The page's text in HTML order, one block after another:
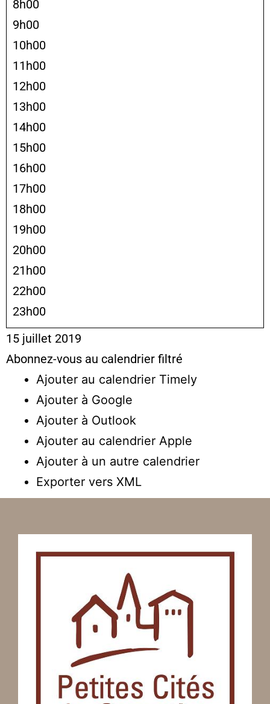
8h00
9h00
10h00
11h00
12h00
13h00
14h00
15h00
16h00
17h00
18h00
19h00
20h00
21h00
22h00
23h00
15 juillet 2019
Abonnez-vous au calendrier filtré
Ajouter au calendrier Timely
Ajouter à Google
Ajouter à Outlook
Ajouter au calendrier Apple
Ajouter à un autre calendrier
Exporter vers XML